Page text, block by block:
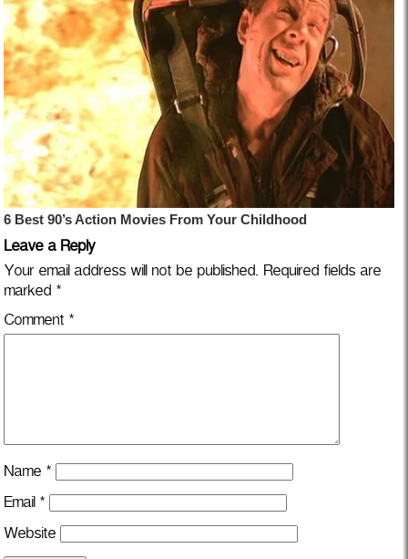
Leave a Reply
Your email address will not be published. Required fields are
marked *
Comment *
Name *
Email *
Website